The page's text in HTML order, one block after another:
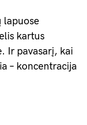
lapuose
kartus
Ir pavasarį, kai
– koncentracija